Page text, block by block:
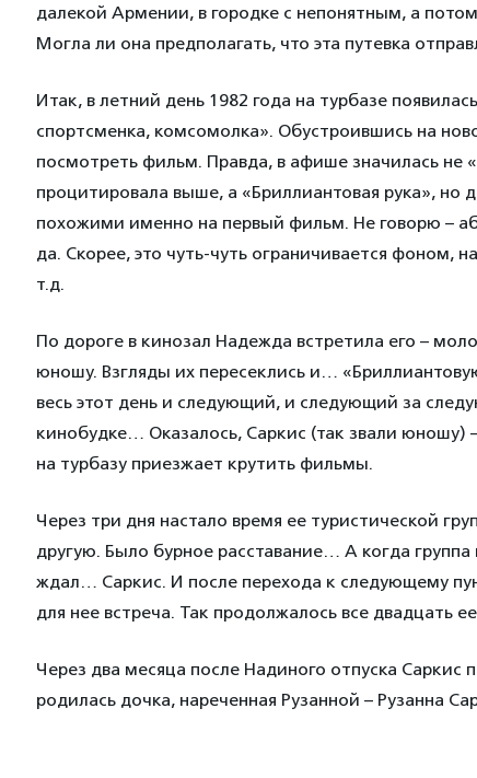
далекой Армении, в городке с непонятным, а
Могла ли она предполагать, что эта путевка
Итак, в летний день 1982 года на турбазе
спортсменка, комсомолка». Обустроившись на
посмотреть фильм. Правда, в афише значилась не
процитировала выше, а «Бриллиантовая рука», но
похожими именно на первый фильм. Не говорю –
да. Скорее, это чуть-чуть ограничивается фоном,
т.д.
По дороге в кинозал Надежда встретила его –
юношу. Взгляды их пересеклись и…
весь этот день и следующий, и следующий за
кинобудке… Оказалось, Саркис (так звали юношу)
на турбазу приезжает крутить фильмы.
Через три дня настало время ее туристической
другую. Было бурное расставание… А когда
ждал… Саркис. И после перехода к следующему
для нее встреча. Так продолжалось все двадцать
Через два месяца после Надиного отпуска Саркис
родилась дочка, нареченная Рузанной – Рузанна